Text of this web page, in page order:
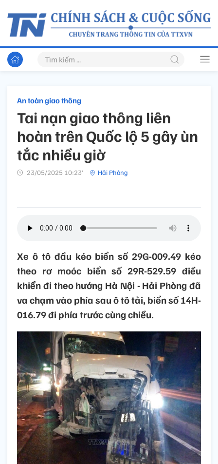
An toàn giao thông
Tai nạn giao thông liên
hoàn trên Quốc lộ 5 gây ùn
tắc nhiều giờ
23/05/2025 10:23’ Hải Phòng
Xe ô tô đầu kéo biển số 29G-009.49 kéo
theo rơ moóc biển số 29R-529.59 điều
khiển đi theo hướng Hà Nội - Hải Phòng đã
va chạm vào phía sau ô tô tải, biển số 14H-
016.79 đi phía trước cùng chiều.